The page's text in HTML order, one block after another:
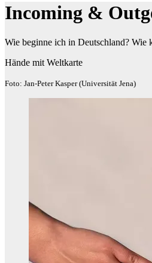
Incoming &
Wie beginne ich in Deutschland? Wie
Hände mit Weltkarte
Foto: Jan-Peter Kasper (Universität Jena)